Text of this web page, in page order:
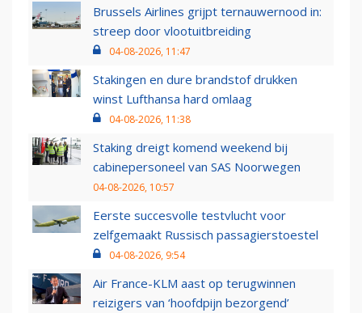
Brussels Airlines grijpt ternauwernood in:
streep door vlootuitbreiding
04-08-2026, 11:47
Stakingen en dure brandstof drukken
winst Lufthansa hard omlaag
04-08-2026, 11:38
Staking dreigt komend weekend bij
cabinepersoneel van SAS Noorwegen
04-08-2026, 10:57
Eerste succesvolle testvlucht voor
zelfgemaakt Russisch passagierstoestel
04-08-2026, 9:54
Air France-KLM aast op terugwinnen
reizigers van ‘hoofdpijn bezorgend’